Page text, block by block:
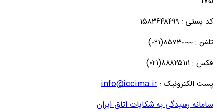
کد پستی : ۱۵۸۳۶۴۸۴۹۹
تلفن : ۸۵۷۳۰۰۰۰(۰۲۱)
فکس : ۸۸۸۲۵۱۱۱(۰۲۱)
پست الکترونیک :info@iccima.ir
سامانه رسیدگی به شکایات اتاق ایران